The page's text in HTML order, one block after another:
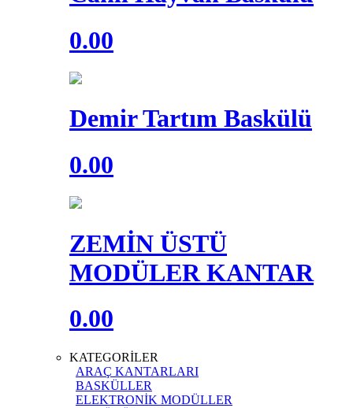
0.00
Demir Tartım Baskülü
0.00
ZEMİN ÜSTÜ
MODÜLER KANTAR
0.00
KATEGORİLER
ARAÇ KANTARLARI
BASKÜLLER
ELEKTRONİK MODÜLLER